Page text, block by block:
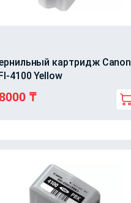
картридж Canon
4100 Yellow
₸